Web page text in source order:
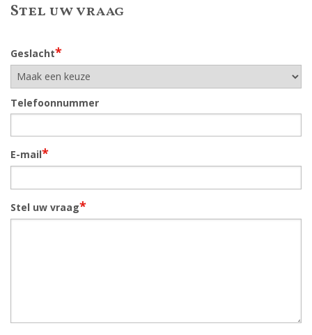
Stel uw vraag
Geslacht*
Telefoonnummer
E-mail*
Stel uw vraag*